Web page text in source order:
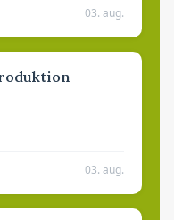
03. aug.
03. aug.